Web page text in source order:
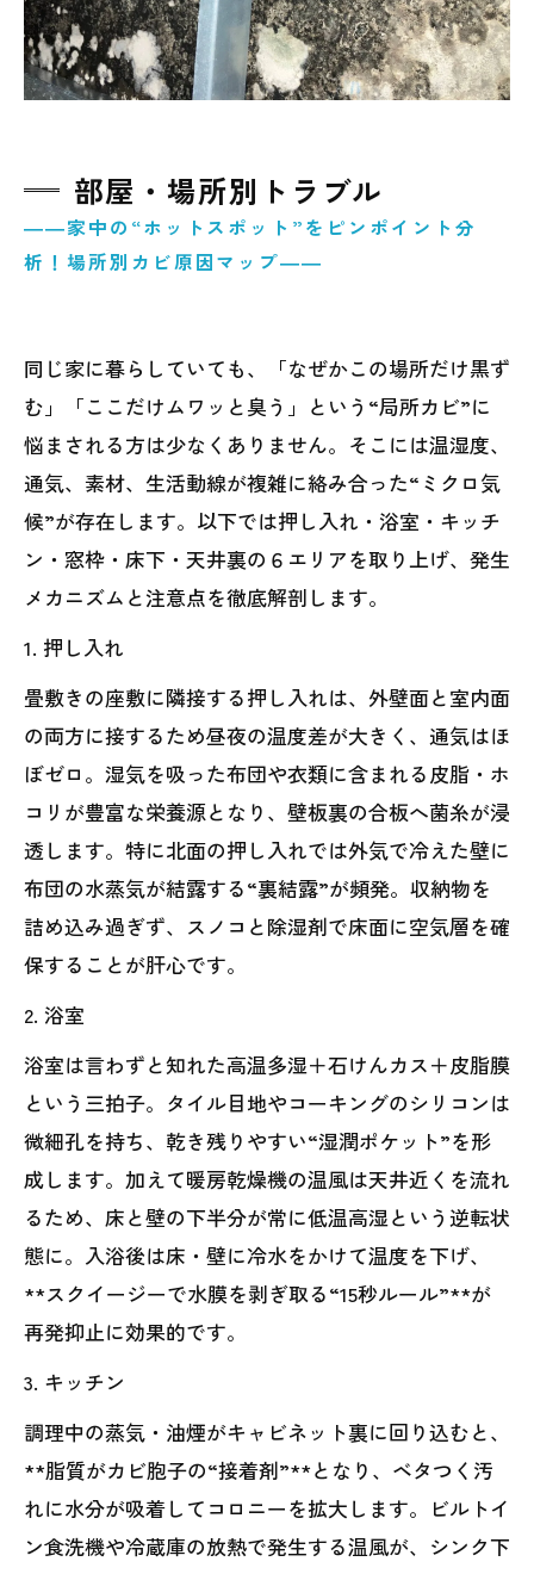
部屋・場所別トラブル
――家中の“ホットスポット”をピンポイント分
析！場所別カビ原因マップ――
同じ家に暮らしていても、「なぜかこの場所だけ黒ず
む」「ここだけムワッと臭う」という“局所カビ”に
悩まされる方は少なくありません。そこには温湿度、
通気、素材、生活動線が複雑に絡み合った“ミクロ気
候”が存在します。以下では押し入れ・浴室・キッチ
ン・窓枠・床下・天井裏の６エリアを取り上げ、発生
メカニズムと注意点を徹底解剖します。
1. 押し入れ
畳敷きの座敷に隣接する押し入れは、外壁面と室内面
の両方に接するため昼夜の温度差が大きく、通気はほ
ぼゼロ。湿気を吸った布団や衣類に含まれる皮脂・ホ
コリが豊富な栄養源となり、壁板裏の合板へ菌糸が浸
透します。特に北面の押し入れでは外気で冷えた壁に
布団の水蒸気が結露する“裏結露”が頻発。収納物を
詰め込み過ぎず、スノコと除湿剤で床面に空気層を確
保することが肝心です。
2. 浴室
浴室は言わずと知れた高温多湿＋石けんカス＋皮脂膜
という三拍子。タイル目地やコーキングのシリコンは
微細孔を持ち、乾き残りやすい“湿潤ポケット”を形
成します。加えて暖房乾燥機の温風は天井近くを流れ
るため、床と壁の下半分が常に低温高湿という逆転状
態に。入浴後は床・壁に冷水をかけて温度を下げ、
**スクイージーで水膜を剥ぎ取る“15秒ルール”**が
再発抑止に効果的です。
3. キッチン
調理中の蒸気・油煙がキャビネット裏に回り込むと、
**脂質がカビ胞子の“接着剤”**となり、ベタつく汚
れに水分が吸着してコロニーを拡大します。ビルトイ
ン食洗機や冷蔵庫の放熱で発生する温風が、シンク下